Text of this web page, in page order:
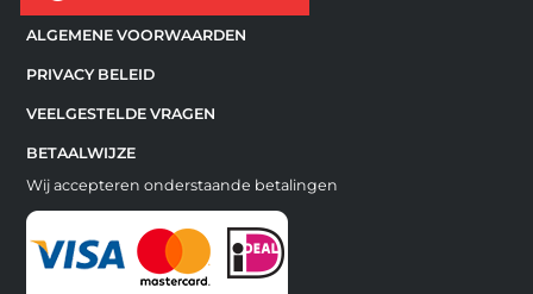
ALGEMENE VOORWAARDEN
PRIVACY BELEID
VEELGESTELDE VRAGEN
BETAALWIJZE
Wij accepteren onderstaande betalingen